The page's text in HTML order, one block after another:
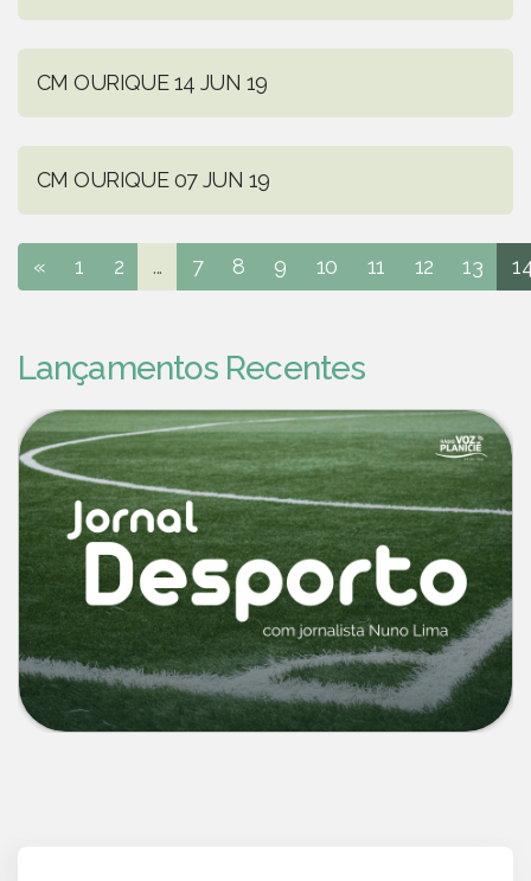
CM OURIQUE 14 JUN 19
CM OURIQUE 07 JUN 19
« 1 2 ... 7 8 9 10 11 12 13
Lançamentos Recentes